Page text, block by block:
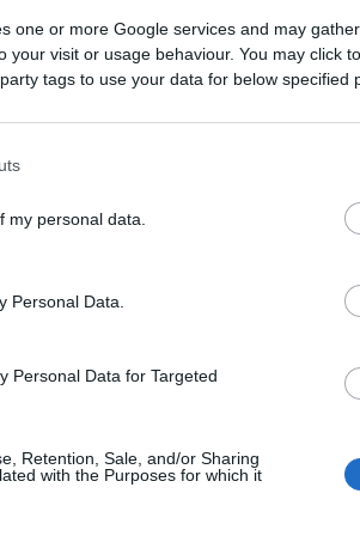
one or more Google services and may
your visit or usage behaviour. You may click
tags to use your data for below specified
my personal data.
Personal Data.
Personal Data for Targeted
Retention, Sale, and/or Sharing
with the Purposes for which it
Apostol Ágnes, Ardai Ildikó, Bábás
Béla, Homoki Anikó, Katona Katalin,
Orosz István, Papp György (†),
Török Tamás, Vásárhelyi Katalin, Zöld
László Móra Ferenc-díjas
január 27-ig, a könyvtár nyitvatartási